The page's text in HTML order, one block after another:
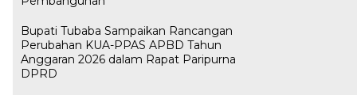
Bupati Tubaba Sampaikan Rancangan
Perubahan KUA-PPAS APBD Tahun
Anggaran 2026 dalam Rapat Paripurna
DPRD